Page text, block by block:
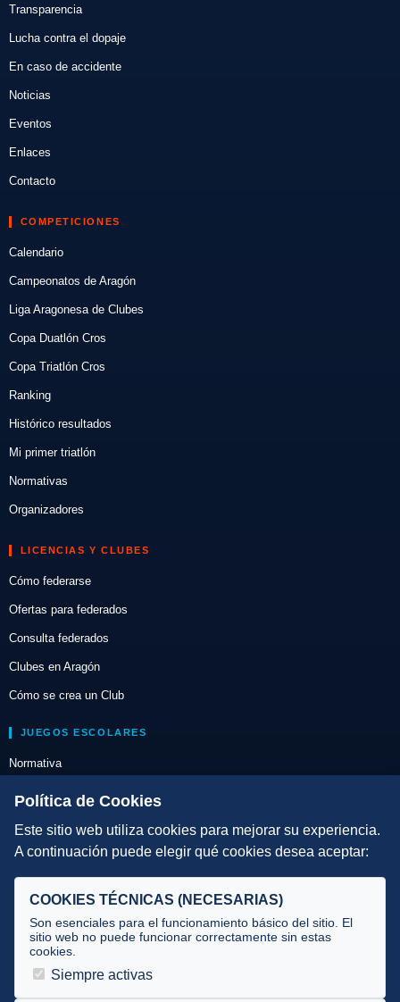
Transparencia
Lucha contra el dopaje
En caso de accidente
Noticias
Eventos
Enlaces
Contacto
COMPETICIONES
Calendario
Campeonatos de Aragón
Liga Aragonesa de Clubes
Copa Duatlón Cros
Copa Triatlón Cros
Ranking
Histórico resultados
Mi primer triatlón
Normativas
Organizadores
LICENCIAS Y CLUBES
Cómo federarse
Ofertas para federados
Consulta federados
Clubes en Aragón
Cómo se crea un Club
JUEGOS ESCOLARES
Normativa
Escuelas de Triatlón
DIRECCIÓN TÉCNICA
Selecciones
Tecnificación
JUECES Y OFICIALES
Política de Cookies
Este sitio web utiliza cookies para mejorar su experiencia.
A continuación puede elegir qué cookies desea aceptar:
COOKIES TÉCNICAS (NECESARIAS)
Son esenciales para el funcionamiento básico del sitio. El
sitio web no puede funcionar correctamente sin estas
cookies.
Siempre activas